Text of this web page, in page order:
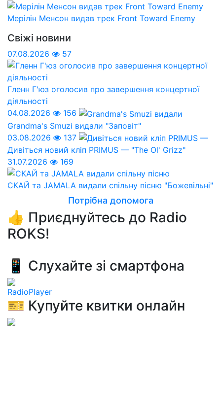
Мерілін Менсон видав трек Front Toward Enemy
Свіжі новини
07.08.2026 57
Гленн Г'юз оголосив про завершення концертної
діяльності
04.08.2026
156
Grandma's Smuzi видали "Заповіт"
03.08.2026
137
Дивіться новий кліп PRIMUS — "The Ol' Grizz"
31.07.2026
169
СКАЙ та JAMALA видали спільну пісню "Божевільні"
Потрібна допомога
👍 Приєднуйтесь до Radio
ROKS!
📱 Слухайте зі смартфона
RadioPlayer
🎫 Купуйте квитки онлайн